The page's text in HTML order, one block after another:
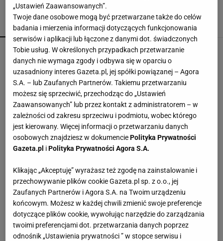
POPULARNE NAJNOWSZE
Czółenka Lasocki aż 40% taniej. Kupisz je za
niewiele ponad 100 zł
Sandały Keen to synonim wakacyjnego komfortu
- teraz tańsze o niemal 100 zł
Wakacyjne aktywności a kurzajki. O czym warto
pamiętać, by uniknąć problemu?
MATERIAŁ PROMOCYJNY
Perfumy Armani aż 44% taniej. Ten luksusowy
zapach zostawia wyraźny ogon
Ryłko klapki damskie kupisz 100 zł taniej. To
wygodny model
„Ustawień Zaawansowanych”.
Twoje dane osobowe mogą być przetwarzane także do celów
badania i mierzenia informacji dotyczących funkcjonowania
serwisów i aplikacji lub łączone z danymi dot. świadczonych
Tobie usług. W określonych przypadkach przetwarzanie
danych nie wymaga zgody i odbywa się w oparciu o
uzasadniony interes Gazeta.pl, jej spółki powiązanej – Agora
S.A. – lub Zaufanych Partnerów. Takiemu przetwarzaniu
możesz się sprzeciwić, przechodząc do „Ustawień
Zaawansowanych” lub przez kontakt z administratorem – w
zależności od zakresu sprzeciwu i podmiotu, wobec którego
jest kierowany. Więcej informacji o przetwarzaniu danych
osobowych znajdziesz w dokumenciePolityka Prywatności
Gazeta.pl iPolityka Prywatności Agora S.A.
Klikając „Akceptuję” wyrażasz też zgodę na zainstalowanie i
przechowywanie plików cookie Gazeta.pl sp. z o.o., jej
Zaufanych Partnerów i Agora S.A. na Twoim urządzeniu
końcowym. Możesz w każdej chwili zmienić swoje preferencje
dotyczące plików cookie, wywołując narzędzie do zarządzania
twoimi preferencjami dot. przetwarzania danych poprzez
odnośnik „Ustawienia prywatności ” w stopce serwisu i